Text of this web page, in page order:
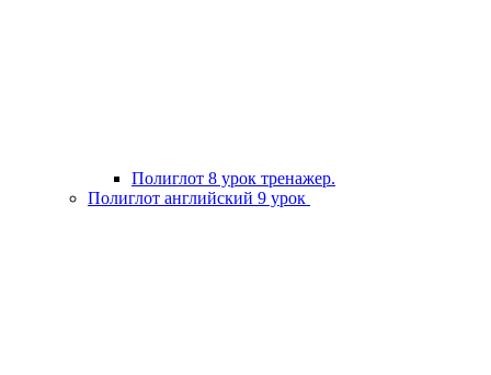
Полиглот 8 урок тренажер.
Полиглот английский 9 урок